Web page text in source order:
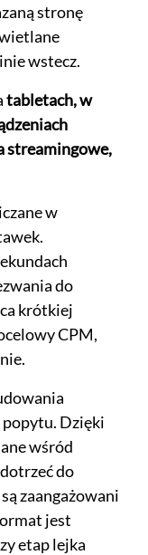
stronę
wstecz.
tabletach, w
streamingowe,
w
do
krótkiej
CPM,
Dzięki
wśród
do
zaangażowani
jest
etap lejka